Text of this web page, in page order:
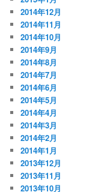
2014年12月
2014年11月
2014年10月
2014年9月
2014年8月
2014年7月
2014年6月
2014年5月
2014年4月
2014年3月
2014年2月
2014年1月
2013年12月
2013年11月
2013年10月